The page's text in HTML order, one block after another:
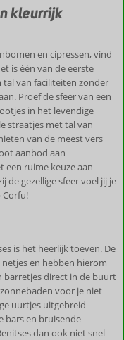
kleurrijk
en cipressen, vind
is één van de eerste
van faciliteiten zonder
Proef de sfeer van een
in het levendige
straatjes met tal van
van de meest vers
aanbod aan
een ruime keuze aan
de gezellige sfeer voel jij je
Corfu!
is het heerlijk toeven. De
en hebben hierom
barretjes direct in de buurt
voor je niet
uurtjes uitgebreid
bars en bruisende
dan ook niet snel